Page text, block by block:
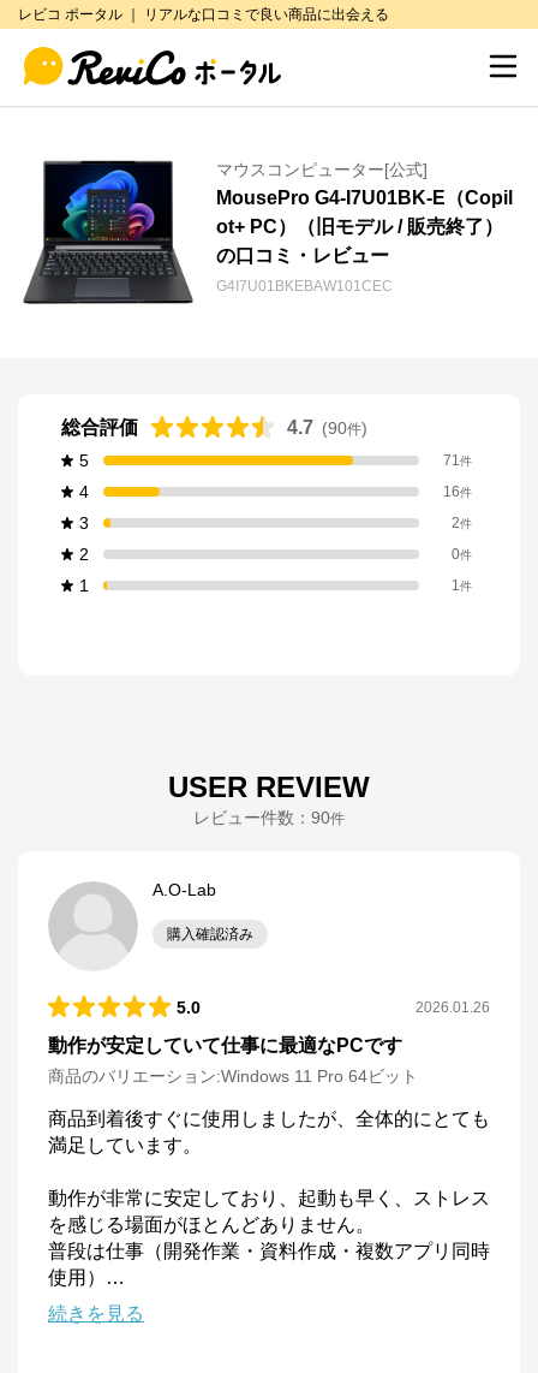
レビコ ポータル ｜ リアルな口コミで良い商品に出会える
マウスコンピューター[公式]
MousePro G4-I7U01BK-E（Copil
ot+ PC）（旧モデル / 販売終了）
の口コミ・レビュー
G4I7U01BKEBAW101CEC
総合評価 4.7 (90件)
5
71件
4 16件
3 2件
2 0件
1 1件
USER REVIEW
レビュー件数： 90件
A.O-Lab
購入確認済み
5.0 2026.01.26
動作が安定していて仕事に最適なPCです
商品のバリエーション:Windows 11 Pro 64ビット
商品到着後すぐに使用しましたが、全体的にとても
満足しています。
動作が非常に安定しており、起動も早く、ストレス
を感じる場面がほとんどありません。
普段は仕事（開発作業・資料作成・複数アプリ同時
使用）
…
続きを見る